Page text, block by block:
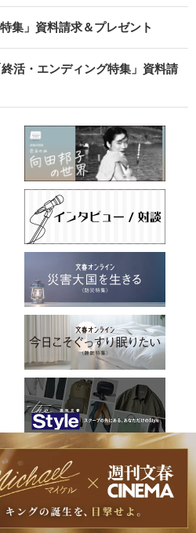
集」資料請求＆プレゼント
活・エンディング特集」資料請